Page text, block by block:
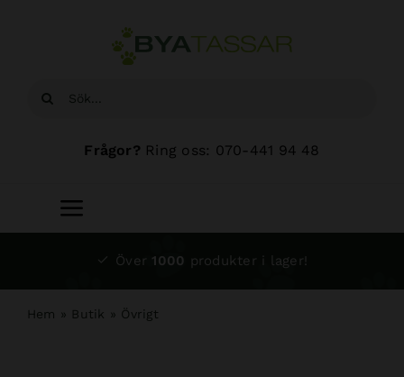
Sök
Frågor? Ring oss: 070-441 94 48
Toggle
Navigation
Över 1000 produkter i lager!
Hem » Butik » Övrigt